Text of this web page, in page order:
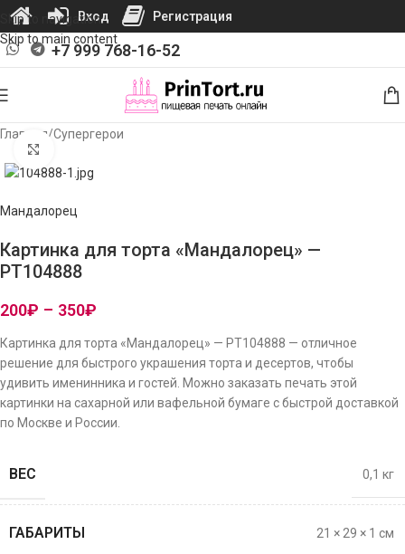
Skip to navigation
Skip to main content
+7 999 768-16-52
Главная/Супергерои
Мандалорец
Картинка для торта «Мандалорец» —
PT104888
200₽ – 350₽
Картинка для торта «Мандалорец» — PT104888 — отличное
решение для быстрого украшения торта и десертов, чтобы
удивить именинника и гостей. Можно заказать печать этой
картинки на сахарной или вафельной бумаге с быстрой доставкой
по Москве и России.
ВЕС 0,1 кг
ГАБАРИТЫ 21 × 29 × 1 см
Вход Регистрация